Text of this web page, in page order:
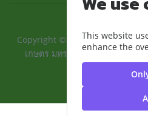
This website
enhance the
Copyright ©2024 ::คณะเทคโนโล
เกษตร มทร.สุวรรณภูมิ:: | มหาวิ